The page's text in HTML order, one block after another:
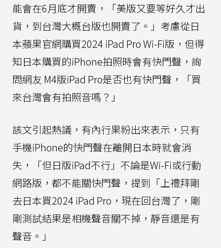
能會在6月底才開賣，「美版又要等好久才出
貨，到台灣大概台版也開賣了。」考慮從日
本蘋果官網購買2024 iPad Pro Wi-Fi版，但得
知日本購買的iPhone拍照時會有快門聲，詢
問網友 M4版iPad Pro是否也有快門聲，「買
來台灣會有拍照音嗎？」
該文引起熱議，有內行果粉出來表示，只有
手機iPhone的快門聲在離開日本時就會消
失，「但日版iPad不行」不論是Wi-Fi或行動
網路版，都不能關快門聲，提到「上禮拜剛
去日本買2024 iPad Pro，現在回台灣了，剛
剛測試結果是相機聲音關不掉，靜音還是有
聲音。」